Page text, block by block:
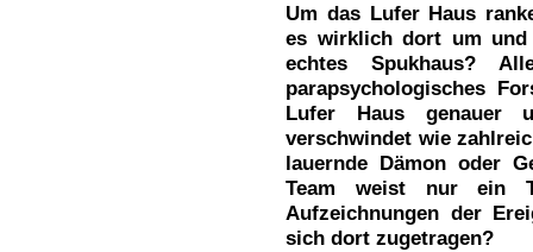
Um das Lufer Haus
es wirklich dort um
echtes Spukhaus?
parapsychologisches
Lufer Haus genauer
verschwindet wie
lauernde Dämon oder
Team weist nur ein
Aufzeichnungen der
sich dort zugetragen?